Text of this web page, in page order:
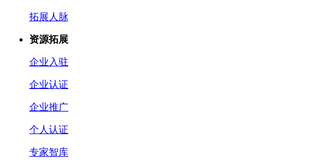
拓展人脉
资源拓展
企业入驻
企业认证
企业推广
个人认证
专家智库